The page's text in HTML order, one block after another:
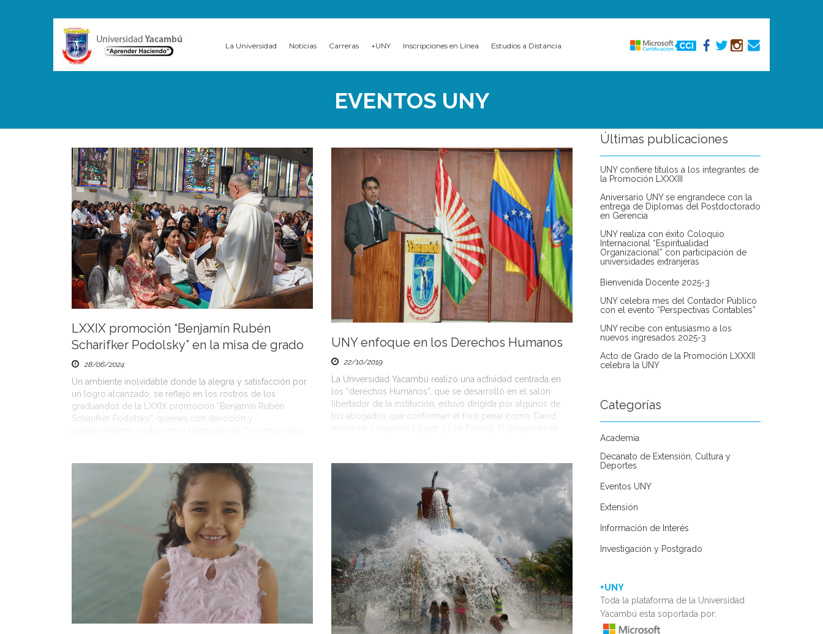
La Universidad Noticias Carreras +UNY Inscripciones en Línea Estudios a Distancia
EVENTOS UNY
LXXIX promoción “Benjamín Rubén
Scharifker Podolsky” en la misa de grado
28/06/2024
Un ambiente inolvidable donde la alegría y satisfacción por
un logro alcanzado, se reflejó en los rostros de los
graduandos de la LXXIX promoción “Benjamín Rubén
Scharifker Podolsky”, quienes con devoción y
UNY enfoque en los Derechos Humanos
22/10/2019
La Universidad Yacambú realizó una actividad centrada en
los “derechos Humanos”, que se desarrolló en el salón
libertador de la institución, estuvo dirigida por algunos de
los abogados que conforman el foro penal como: David
Últimas publicaciones
UNY confiere títulos a los integrantes de
la Promoción LXXXIII
Aniversario UNY se engrandece con la
entrega de Diplomas del Postdoctorado
en Gerencia
UNY realiza con éxito Coloquio
Internacional “Espiritualidad
Organizacional” con participación de
universidades extranjeras
Bienvenida Docente 2025-3
UNY celebra mes del Contador Público
con el evento “Perspectivas Contables”
UNY recibe con entusiasmo a los
nuevos ingresados 2025-3
Acto de Grado de la Promoción LXXXII
celebra la UNY
Categorías
Academia
Decanato de Extensión, Cultura y
Deportes
Eventos UNY
Extensión
Información de Interés
Investigación y Postgrado
+UNY
Toda la plataforma de la Universidad
Yacambú esta soportada por: